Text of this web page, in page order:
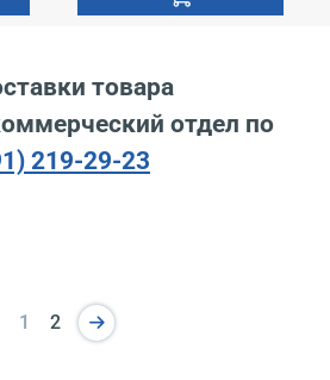
товара
отдел по
219-29-23
1 2